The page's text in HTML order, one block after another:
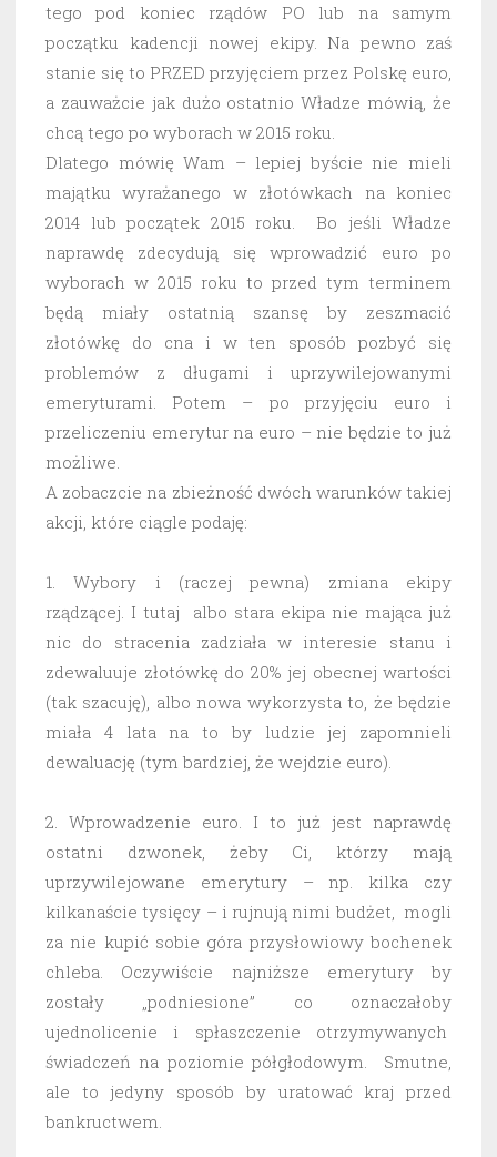
tego pod koniec rządów PO lub na samym
początku kadencji nowej ekipy. Na pewno zaś
stanie się to PRZED przyjęciem przez Polskę euro,
a zauważcie jak dużo ostatnio Władze mówią, że
chcą tego po wyborach w 2015 roku.
Dlatego mówię Wam – lepiej byście nie mieli
majątku wyrażanego w złotówkach na koniec
2014 lub początek 2015 roku. Bo jeśli Władze
naprawdę zdecydują się wprowadzić euro po
wyborach w 2015 roku to przed tym terminem
będą miały ostatnią szansę by zeszmacić
złotówkę do cna i w ten sposób pozbyć się
problemów z długami i uprzywilejowanymi
emeryturami. Potem – po przyjęciu euro i
przeliczeniu emerytur na euro – nie będzie to już
możliwe.
A zobaczcie na zbieżność dwóch warunków takiej
akcji, które ciągle podaję:
1. Wybory i (raczej pewna) zmiana ekipy
rządzącej. I tutaj albo stara ekipa nie mająca już
nic do stracenia zadziała w interesie stanu i
zdewaluuje złotówkę do 20% jej obecnej wartości
(tak szacuję), albo nowa wykorzysta to, że będzie
miała 4 lata na to by ludzie jej zapomnieli
dewaluację (tym bardziej, że wejdzie euro).
2. Wprowadzenie euro. I to już jest naprawdę
ostatni dzwonek, żeby Ci, którzy mają
uprzywilejowane emerytury – np. kilka czy
kilkanaście tysięcy – i rujnują nimi budżet, mogli
za nie kupić sobie góra przysłowiowy bochenek
chleba. Oczywiście najniższe emerytury by
zostały „podniesione” co oznaczałoby
ujednolicenie i spłaszczenie otrzymywanych
świadczeń na poziomie półgłodowym. Smutne,
ale to jedyny sposób by uratować kraj przed
bankructwem.